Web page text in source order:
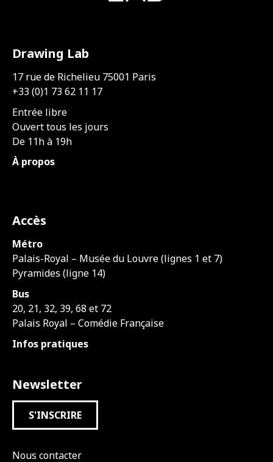
Drawing Lab
17 rue de Richelieu 75001 Paris
+33 (0)1 73 62 11 17
Entrée libre
Ouvert tous les jours
De 11h à 19h
À propos
Accès
Métro
Palais-Royal – Musée du Louvre (lignes 1 et 7)
Pyramides (ligne 14)
Bus
20, 21, 32, 39, 68 et 72
Palais Royal – Comédie Française
Infos pratiques
Newsletter
S'INSCRIRE
Nous contacter